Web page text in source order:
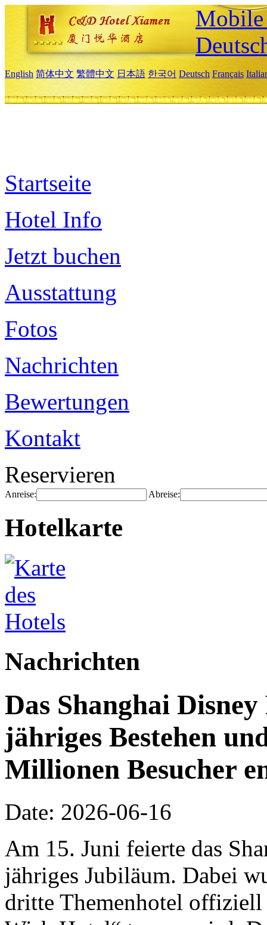
English 简体中文 繁體中文 日本語 한국어 Deutsch Français
Startseite
Hotel Info
Jetzt buchen
Ausstattung
Fotos
Nachrichten
Bewertungen
Kontakt
Reservieren
Anreise: Abreise:
Hotelkarte
Nachrichten
Das Shanghai
jähriges Bestehen
Millionen Besucher
Date: 2026-06-16
Am 15. Juni feierte das
jähriges Jubiläum. Dabei
dritte Themenhotel offiziell